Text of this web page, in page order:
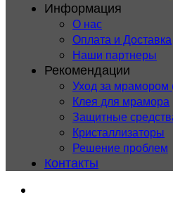
Информация
О нас
Оплата и Доставка
Наши партнеры
Рекомендации
Уход за мрамором
Клея для мрамора
Защитные
Кристаллизаторы
Решение проблем
Контакты